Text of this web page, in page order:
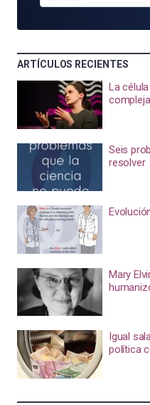
ARTÍCULOS RECIENTES
La
Seis
resolver
Mary
Igual
política